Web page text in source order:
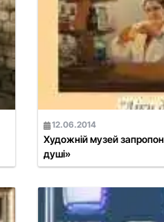
12.06.2014
Художній музей
душі»